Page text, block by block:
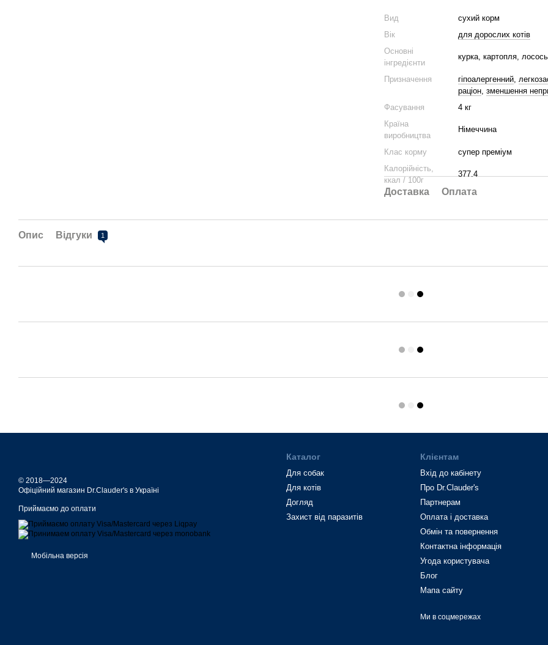
Вид
сухий корм
Вік
для дорослих котів
Основні
інгредієнти
курка, картопля, лосось
Призначення гіпоалергенний,
раціон, зменшення
Фасування
4 кг
Країна
виробництва
Німеччина
Клас корму
супер преміум
Калорійність,
ккал / 100г
377.4
Доставка Оплата
Опис Відгуки 1
© 2018—2024
Офіційний магазин Dr.Сlauder's в Україні
Приймаємо до оплати
Мобільна версія
Каталог
Для собак
Для котів
Догляд
Захист від паразитів
Клієнтам
Вхід до кабінету
Про Dr.Clauder's
Партнерам
Оплата і доставка
Обмін та повернення
Контактна інформація
Угода користувача
Блог
Мапа сайту
Ми в соцмережах